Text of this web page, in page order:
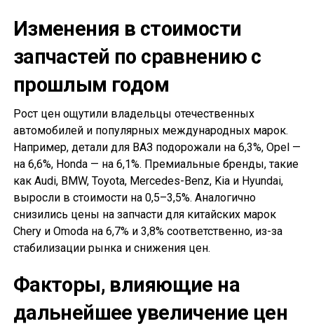
Изменения в стоимости
запчастей по сравнению с
прошлым годом
Рост цен ощутили владельцы отечественных
автомобилей и популярных международных марок.
Например, детали для ВАЗ подорожали на 6,3%, Opel —
на 6,6%, Honda — на 6,1%. Премиальные бренды, такие
как Audi, BMW, Toyota, Mercedes-Benz, Kia и Hyundai,
выросли в стоимости на 0,5–3,5%. Аналогично
снизились цены на запчасти для китайских марок
Chery и Omoda на 6,7% и 3,8% соответственно, из-за
стабилизации рынка и снижения цен.
Факторы, влияющие на
дальнейшее увеличение цен